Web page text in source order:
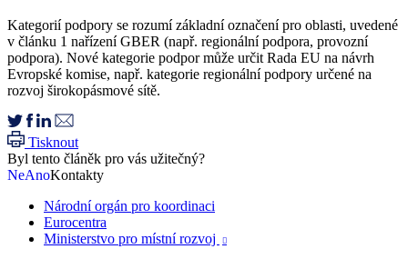
Kategorií podpory se rozumí základní označení pro oblasti, uvedené
v článku 1 nařízení GBER (např. regionální podpora, provozní
podpora). Nové kategorie podpor může určit Rada EU na návrh
Evropské komise, např. kategorie regionální podpory určené na
rozvoj širokopásmové sítě.
Tisknout
Byl tento článěk pro vás užitečný?
NeAnoKontakty
Národní orgán pro koordinaci
Eurocentra
Ministerstvo pro místní rozvoj
